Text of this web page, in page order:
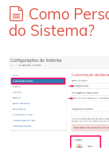
Como
do Sistema?